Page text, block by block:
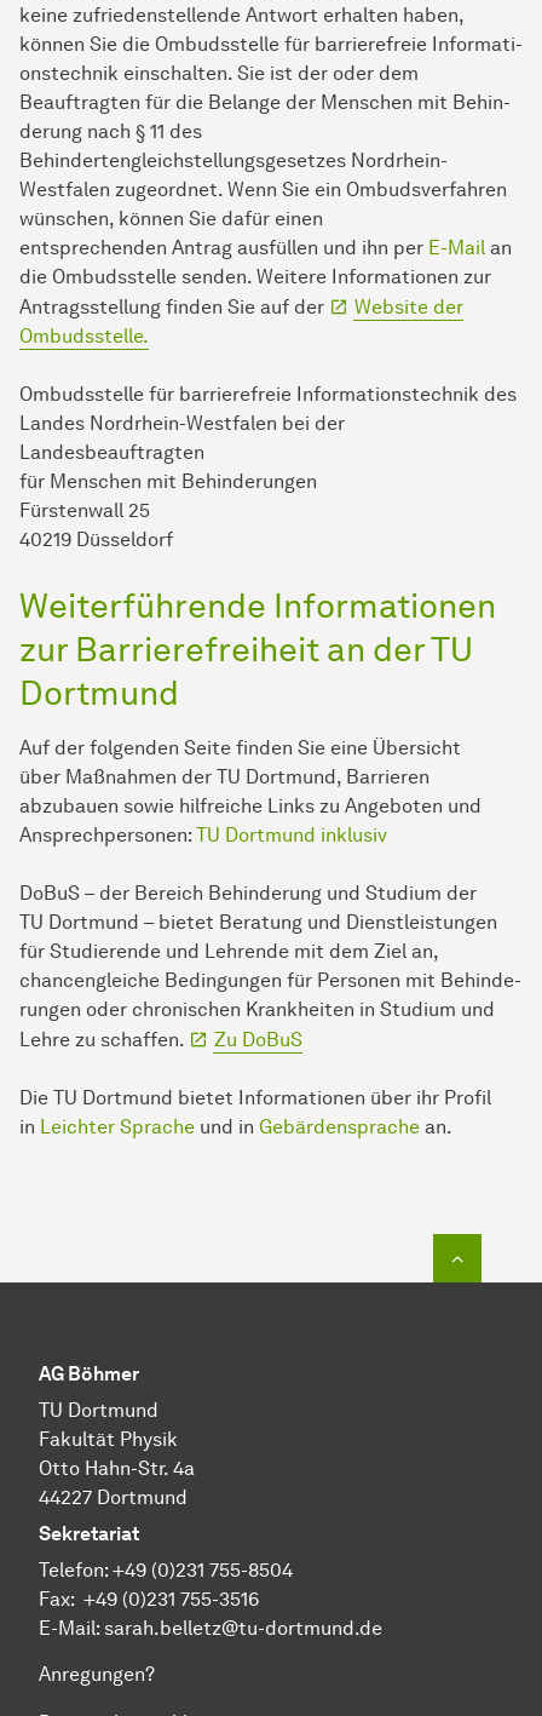
keine zufriedenstellende Antwort erhalten haben,
können Sie die Ombudsstelle für barrierefreie In­for­ma­ti­
ons­tech­nik einschalten. Sie ist der oder dem
Beauftragten für die Belange der Men­schen mit Be­hin­
derung nach § 11 des
Behindertengleichstellungsgesetzes Nordrhein-
Westfalen zugeordnet. Wenn Sie ein Ombudsverfahren
wünschen, können Sie dafür einen
entsprechenden Antrag ausfüllen und ihn per E-Mail an
die Ombudsstelle senden. Weitere Informationen zur
Antragsstellung finden Sie auf der
Website der
Ombudsstelle.
Ombudsstelle für barrierefreie In­for­ma­ti­ons­tech­nik des
Landes Nordrhein-Westfalen bei der
Landesbeauftragten
für Men­schen mit Be­hin­de­run­gen
Fürstenwall 25
40219 Düsseldorf
Weiterführende In­for­ma­ti­onen
zur Barrierefreiheit an der TU
Dort­mund
Auf der folgenden Seite finden Sie eine Übersicht
über Maß­nahmen der TU Dort­mund, Barrieren
abzubauen sowie hilfreiche Links zu An­ge­boten und
Ansprechpersonen: TU Dort­mund inklusiv
DoBuS – der Bereich Be­hin­derung und Studium der
TU Dort­mund – bietet Beratung und Dienstleistungen
für Stu­die­ren­de und Lehrende mit dem Ziel an,
chancengleiche Bedingungen für Personen mit Be­hin­de­
run­gen oder chronischen Krankheiten in Studium und
Lehre zu schaffen.
Zu DoBuS
Die TU Dort­mund bietet In­for­ma­ti­onen über ihr Profil
in Leichter Sprache und in Gebärdensprache an.
AG Böhmer
TU Dortmund
Fakultät Physik
Otto Hahn-Str. 4a
44227 Dortmund
Sekretariat
Telefon: +49 (0)231 755-8504
Fax: +49 (0)231 755-3516
E-Mail: sarah.belletz@tu-dortmund.de
Anregungen?